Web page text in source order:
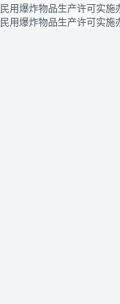
民用爆炸物品生产许可实施
民用爆炸物品生产许可实施